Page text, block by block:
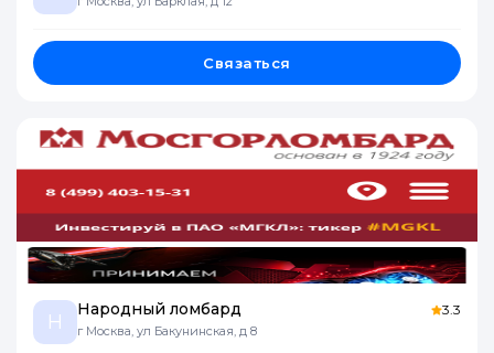
Связаться
Н
Народный ломбард
г Москва, ул Бакунинская, д 8
3.3